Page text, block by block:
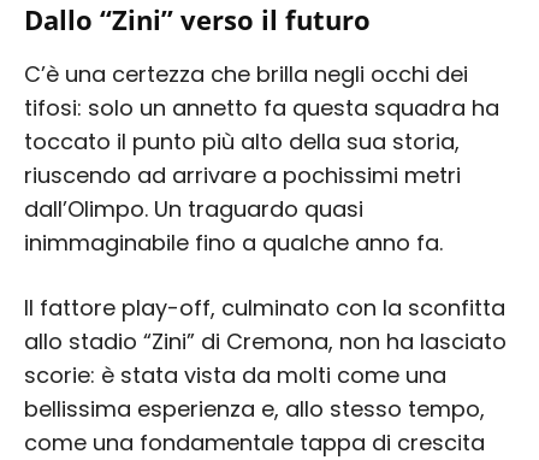
Dallo “Zini” verso il futuro
C’è una certezza che brilla negli occhi dei
tifosi: solo un annetto fa questa squadra ha
toccato il punto più alto della sua storia,
riuscendo ad arrivare a pochissimi metri
dall’Olimpo. Un traguardo quasi
inimmaginabile fino a qualche anno fa.
Il fattore play-off, culminato con la sconfitta
allo stadio “Zini” di Cremona, non ha lasciato
scorie: è stata vista da molti come una
bellissima esperienza e, allo stesso tempo,
come una fondamentale tappa di crescita